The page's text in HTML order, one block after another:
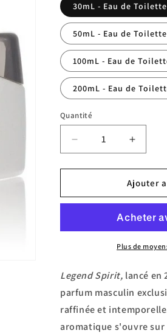
30mL - Eau de Toilette
50mL - Eau de Toilette
100mL - Eau de
200mL - Eau de
Quantité
Réduire
la
quantité
Legend
de
Montblanc
la
de
Legend
Eau
de
Toilette
Ajouter
Plus de
Legend Spirit, lancé en
parfum masculin
raffinée et
aromatique s'ouvre sur